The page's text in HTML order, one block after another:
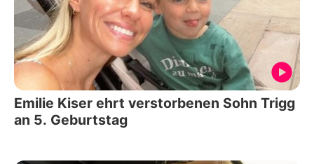
Emilie Kiser ehrt verstorbenen Sohn Trigg
an 5. Geburtstag